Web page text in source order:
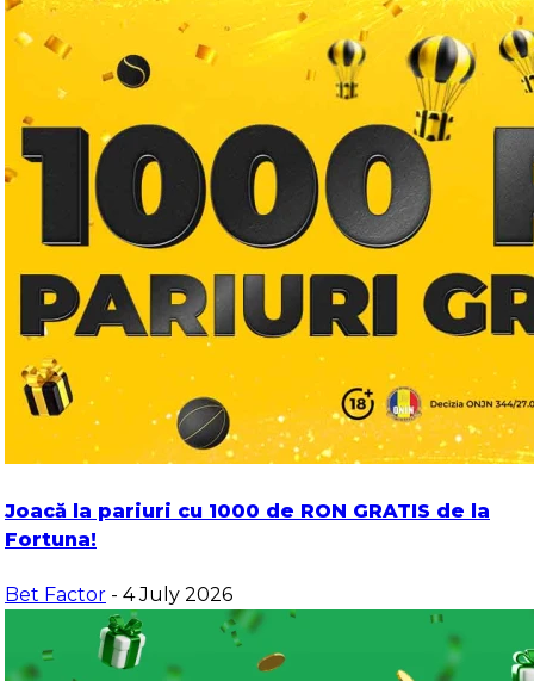
Joacă la pariuri cu 1000 de RON GRATIS de la
Fortuna!
Bet Factor - 4 July 2026